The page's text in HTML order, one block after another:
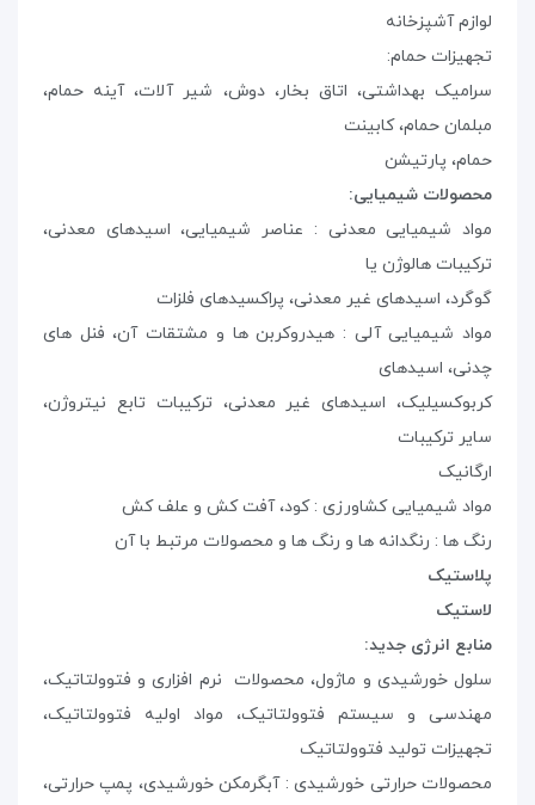
لوازم آشپزخانه
تجهیزات حمام:
سرامیک بهداشتی، اتاق بخار، دوش، شیر آلات، آینه حمام،
مبلمان حمام، کابینت
حمام، پارتیشن
محصولات شیمیایی:
مواد شیمیایی معدنی : عناصر شیمیایی، اسیدهای معدنی،
ترکیبات هالوژن یا
گوگرد، اسیدهای غیر معدنی، پراکسیدهای فلزات
مواد شیمیایی آلی : هیدروکربن ها و مشتقات آن، فنل های
چدنی، اسیدهای
کربوکسیلیک، اسیدهای غیر معدنی، ترکیبات تابع نیتروژن،
سایر ترکیبات
ارگانیک
مواد شیمیایی کشاورزی : کود، آفت کش و علف کش
رنگ ها : رنگدانه ها و رنگ ها و محصولات مرتبط با آن
پلاستیک
لاستیک
منابع انرژی جدید:
سلول خورشیدی و ماژول، محصولات نرم افزاری و فتوولتاتیک،
مهندسی و سیستم فتوولتاتیک، مواد اولیه فتوولتاتیک،
تجهیزات تولید فتوولتاتیک
محصولات حرارتی خورشیدی : آبگرمکن خورشیدی، پمپ حرارتی،